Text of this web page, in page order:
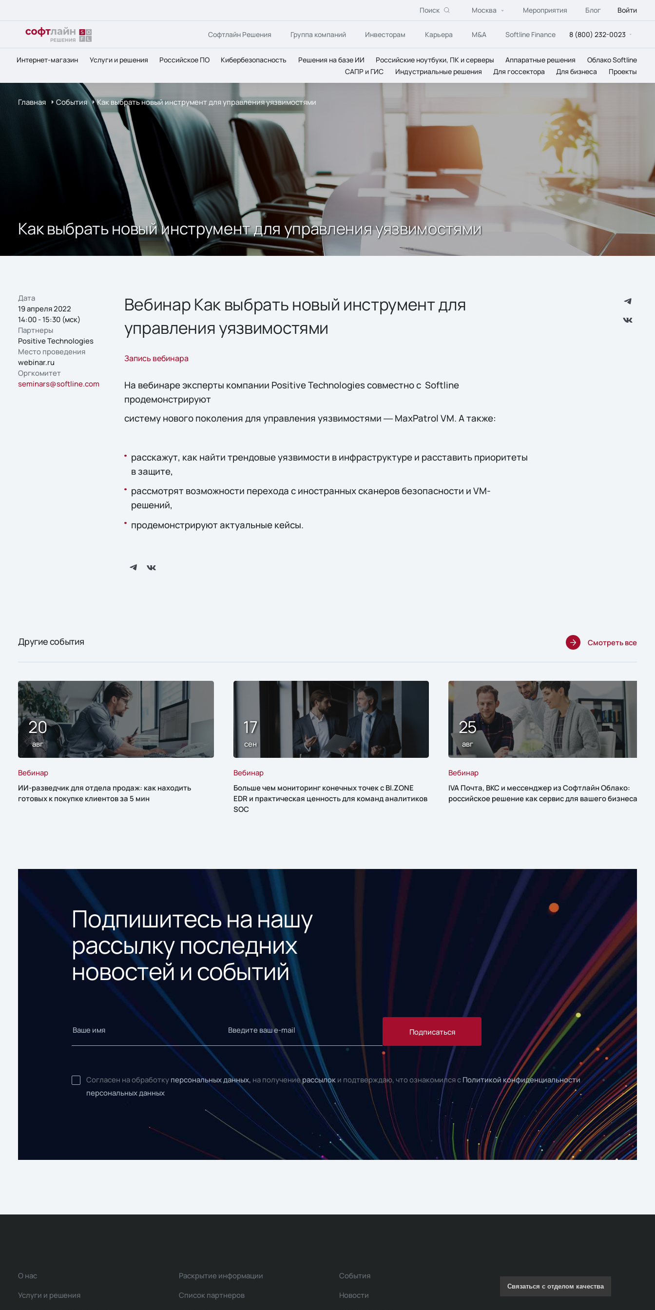
Поиск Москва Мероприятия Блог Войти
Софтлайн Решения Группа компаний Инвесторам Карьера M&A Softline Finance 8 (800) 232-0023
Интернет-магазин Услуги и решения Российское ПО Кибербезопасность Решения на базе ИИ Российские ноутбуки, ПК и серверы Аппаратные решения
Облако Softline
САПР и ГИС
Индустриальные решения Для госсектора Для бизнеса Проекты
Главная События Как выбрать новый инструмент для управления уязвимостями
Как выбрать новый инструмент для управления уязвимостями
Дата
19 апреля 2022
14:00 - 15:30 (мск)
Партнеры
Positive Technologies
Место проведения
webinar.ru
Оргкомитет
seminars@softline.com
Вебинар Как выбрать новый инструмент для
управления уязвимостями
Запись вебинара
На вебинаре эксперты компании Positive Technologies совместно с Softline
продемонстрируют
систему нового поколения для управления уязвимостями ― MaxPatrol VM. А также:
расскажут, как найти трендовые уязвимости в инфраструктуре и расставить приоритеты
в защите,
рассмотрят возможности перехода с иностранных сканеров безопасности и VM-
решений,
продемонстрируют актуальные кейсы.
Другие события Смотреть все
20
авг
Вебинар
ИИ-разведчик для отдела продаж: как находить
готовых к покупке клиентов за 5 мин
17
сен
Вебинар
Больше чем мониторинг конечных точек с BI.ZONE
EDR и практическая ценность для команд аналитиков
SOC
25
авг
Вебинар
IVA Почта, ВКС и мессенджер из Софтлайн Облако:
российское решение как сервис для вашего бизнеса
Подпишитесь на нашу
рассылку последних
новостей и событий
Подписаться
Согласен на обработку персональных данных, на получениерассылок и подтверждаю, что ознакомился с Политикой конфиденциальности
персональных данных
О нас
Услуги и решения
Раскрытие информации
Список партнеров
События
Новости
Связаться с отделом качества